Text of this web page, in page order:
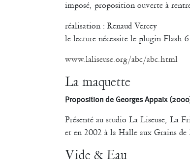
imposé, proposition ouverte à
réalisation : Renaud Vercey
le lecture nécessite le plugin Flash
www.laliseuse.org/abc/abc.html
La maquette
Proposition de Georges Appaix
Présenté au studio La Liseuse, La
et en 2002 à la Halle aux Grains de
Vide & Eau